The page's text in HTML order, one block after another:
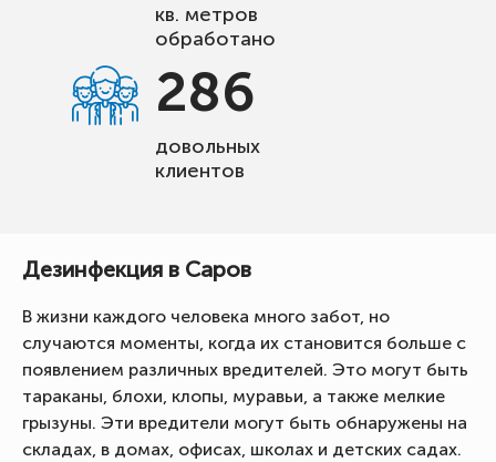
кв. метров
обработано
286
довольных
клиентов
Дезинфекция в Саров
В жизни каждого человека много забот, но
случаются моменты, когда их становится больше с
появлением различных вредителей. Это могут быть
тараканы, блохи, клопы, муравьи, а также мелкие
грызуны. Эти вредители могут быть обнаружены на
складах, в домах, офисах, школах и детских садах.